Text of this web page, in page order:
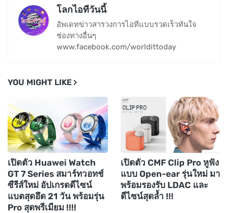
โลกไอทีวันนี้
อัพเดทข่าวสารวงการไอทีแบบรวดเร็วทันใจ
ช่องทางอื่นๆ
www.facebook.com/worldittoday
YOU MIGHT LIKE
เปิดตัว Huawei Watch
GT 7 Series สมาร์ทวอทช์
ซีรีส์ใหม่ อัปเกรดดีไซน์
แบตสุดอึด 21 วัน พร้อมรุ่น
Pro สุดพรีเมียม !!!!
เปิดตัว CMF Clip Pro หูฟัง
แบบ Open-ear รุ่นใหม่ มา
พร้อมรองรับ LDAC และ
ดีไซน์สุดล้ำ !!!